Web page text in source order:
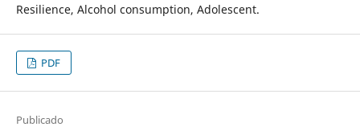
Resilience, Alcohol consumption, Adolescent.
PDF
Publicado